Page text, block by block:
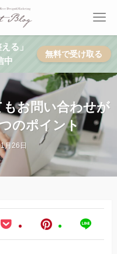
る」
中
無料で受け取る
もお問い合わせが
のポイント
月26日